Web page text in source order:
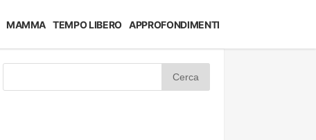
MAMMA TEMPO LIBERO APPROFONDIMENTI